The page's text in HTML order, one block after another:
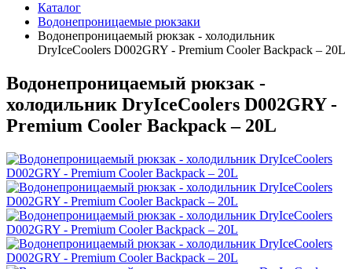
Каталог
Водонепроницаемые рюкзаки
Водонепроницаемый рюкзак - холодильник
DryIceCoolers D002GRY - Premium Cooler Backpack – 20L
Водонепроницаемый рюкзак -
холодильник DryIceCoolers D002GRY -
Premium Cooler Backpack – 20L